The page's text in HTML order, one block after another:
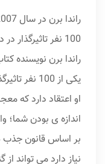
100 نفر تاثیرگذار در دنیا معرفی شد.
راندا برن نویسنده
یکی از 100 نفر تاثیرگذار در دنیا است.
او اعتقاد دارد که
اندازه ی بودن شما؛
بر اساس قانون جذب
نیاز دارد می تواند